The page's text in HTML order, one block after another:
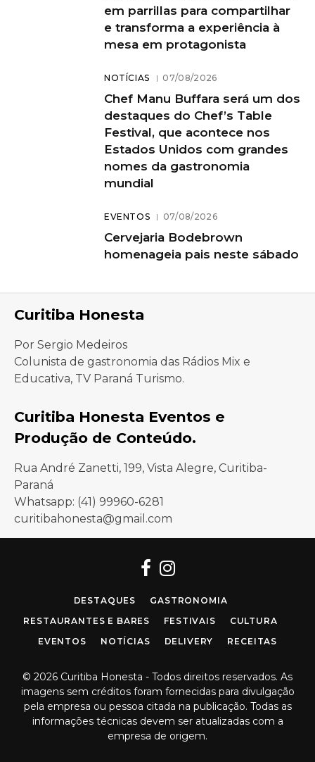
em parrillas para compartilhar
e transforma a experiência à
mesa em protagonista
NOTÍCIAS 07/08/2026
Chef Manu Buffara será um dos
destaques do Chef’s Table
Festival, que acontece nos
Estados Unidos com grandes
nomes da gastronomia
mundial
EVENTOS 07/08/2026
Cervejaria Bodebrown
homenageia pais neste sábado
Curitiba Honesta
Por Sergio Medeiros
Colunista de gastronomia das Rádios Mix e
Educativa, TV Paraná Turismo.
Curitiba Honesta Eventos e
Produção de Conteúdo.
Rua André Zanetti, 199, Vista Alegre, Curitiba-
Paraná
Whatsapp: (41) 99960-6281
curitibahonesta@gmail.com
Facebook
Instagram
DESTAQUES
GASTRONOMIA
RESTAURANTES E BARES
FESTIVAIS
CULTURA
EVENTOS
NOTÍCIAS DELIVERY RECEITAS
© 2026 Curitiba Honesta - Todos direitos reservados. As
imagens sem créditos foram fornecidas para divulgação
pela empresa ou pessoa citada na publicação. Todas as
informações técnicas devem ser atualizadas com a
empresa de origem.